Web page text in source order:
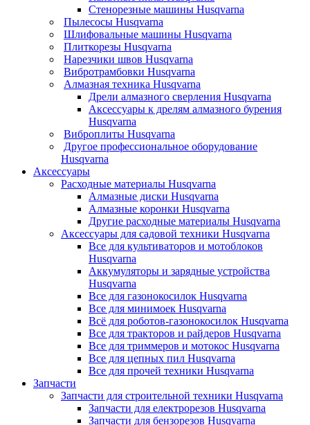
Стенорезные машины Husqvarna
Пылесосы Husqvarna
Шлифовальные машины Husqvarna
Плиткорезы Husqvarna
Нарезчики швов Husqvarna
Вибротрамбовки Husqvarna
Алмазная техника Husqvarna
Дрели алмазного сверления Husqvarna
Аксессуары к дрелям алмазного бурения
Husqvarna
Виброплиты Husqvarna
Другое профессиональное оборудование
Husqvarna
Аксессуары
Расходные материалы Husqvarna
Алмазные диски Husqvarna
Алмазные коронки Husqvarna
Другие расходные материалы Husqvarna
Аксессуары для садовой техники Husqvarna
Все для культиваторов и мотоблоков
Husqvarna
Аккумуляторы и зарядные устройства
Husqvarna
Все для газонокосилок Husqvarna
Все для минимоек Husqvarna
Всё для роботов-газонокосилок Husqvarna
Все для тракторов и райдеров Husqvarna
Все для триммеров и мотокос Husqvarna
Все для цепных пил Husqvarna
Все для прочей техники Husqvarna
Запчасти
Запчасти для строительной техники Husqvarna
Запчасти для електрорезов Husqvarna
Запчасти для бензорезов Husqvarna